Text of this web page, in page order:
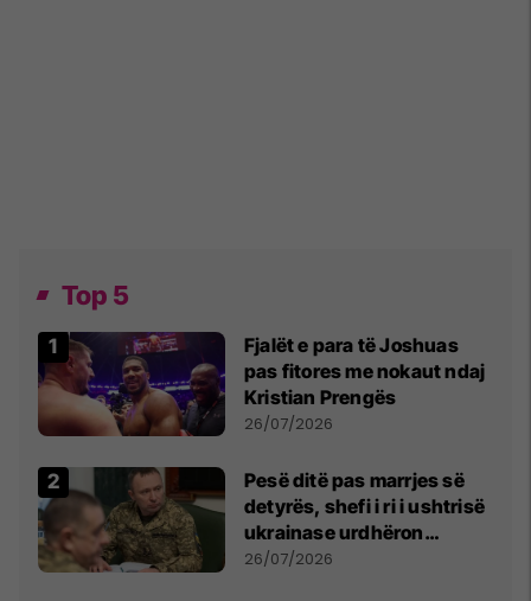
Top 5
Fjalët e para të Joshuas
pas fitores me nokaut ndaj
Kristian Prengës
26/07/2026
Pesë ditë pas marrjes së
detyrës, shefi i ri i ushtrisë
ukrainase urdhëron
kontroll të madh
26/07/2026